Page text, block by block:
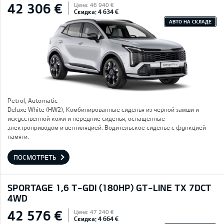
42 306 € Цена: 46 940 €
Скидка: 4 634 €
АВТО НА СКЛАДЕ
Petrol, Automatic
Deluxe White (HW2), Комбинированные сиденья из черной замши и
искусственной кожи и передние сиденья, оснащенные
электроприводом и вентиляцией. Водительское сиденье с функцией
памяти.
ПОСМОТРЕТЬ
SPORTAGE 1,6 T-GDI (180HP) GT-LINE TX 7DCT
4WD
42 576 € Цена: 47 240 €
Скидка: 4 664 €